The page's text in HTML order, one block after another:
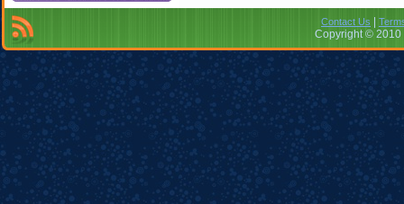
Contact Us
Copyright ©